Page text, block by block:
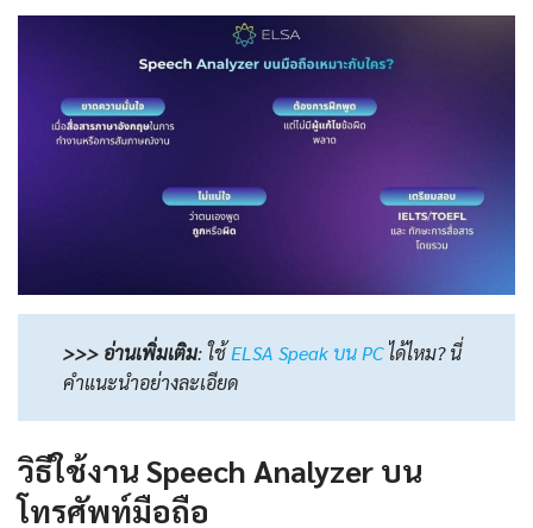
>>> อ่านเพิ่มเติม:ใช้ELSA Speak บน PCได้ไหม? นี่
คำแนะนำอย่างละเอียด
วิธีใช้งาน Speech Analyzer บน
โทรศัพท์มือถือ